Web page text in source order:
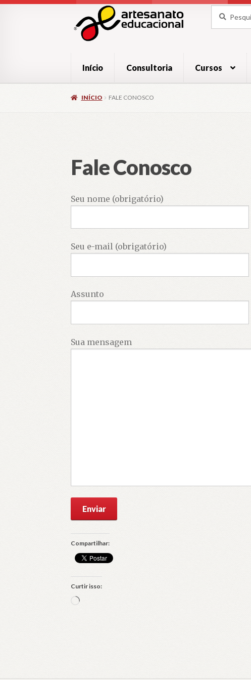
para
navegação
para
por:
Início Consultoria Cursos
INÍCIO FALE CONOSCO
Fale Conosco
Seu nome (obrigatório)
Seu e-mail (obrigatório)
Assunto
Sua mensagem
Compartilhar:
Curtir isso:
Carregando...